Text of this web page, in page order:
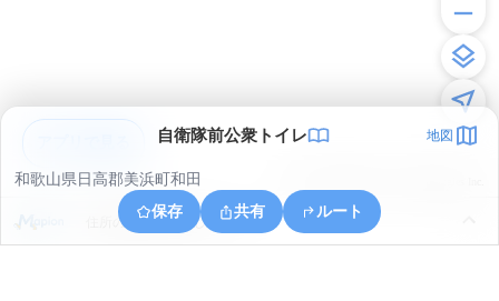
自衛隊前公衆トイレ 地図
和歌山県日高郡美浜町和田
保存
共有 ルート
住所の取得に失敗しました